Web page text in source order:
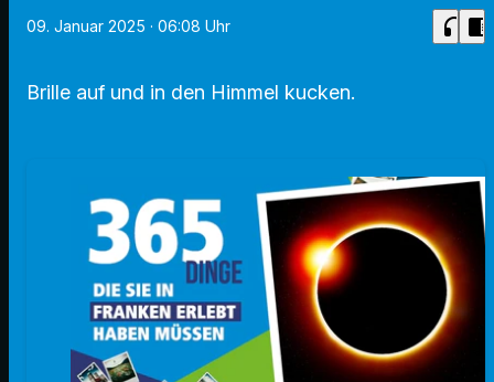
09. Januar 2025 · 06:08 Uhr headphones chrome_reader_mode
Brille auf und in den Himmel kucken.